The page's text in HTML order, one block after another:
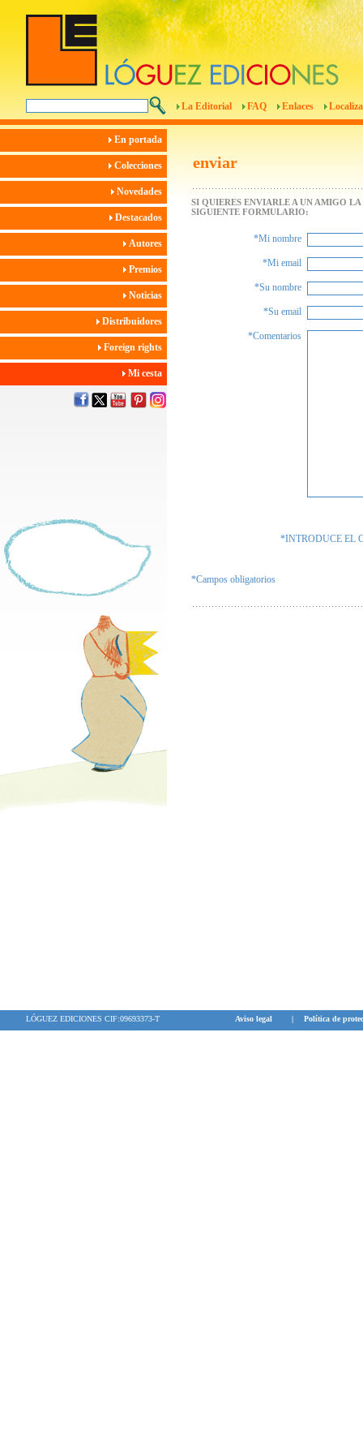
La Editorial FAQ Enlaces
En portada
Colecciones
Novedades
Destacados
Autores
Premios
Noticias
Distribuidores
Foreign rights
Mi cesta
enviar
SI QUIERES ENVIARLE A UN AMIGO
SIGUIENTE FORMULARIO:
*Mi nombre
*Mi email
*Su nombre
*Su email
*Comentarios
*INTRODUCE EL
*Campos obligatorios
LÓGUEZ EDICIONES CIF:09693373-T Aviso legal | Política de